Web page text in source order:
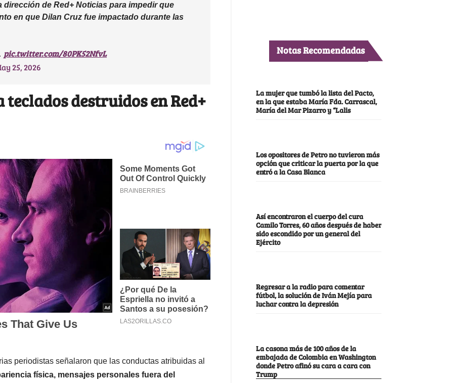
de Red+ Noticias para impedir que
en que Dilan Cruz fue impactado durante las
pic.twitter.com/80PK52NfvL
25, 2026
destruidos en Red+
periodistas señalaron que las conductas atribuidas al
física, mensajes personales fuera del
Notas Recomendadas
La mujer que tumbó la lista del Pacto,
en la que estaba María Fda. Carrascal,
María del Mar Pizarro y “Lalis
Los opositores de Petro no tuvieron más
opción que criticar la puerta por la que
entró a la Casa Blanca
Así encontraron el cuerpo del cura
Camilo Torres, 60 años después de haber
sido escondido por un general del
Ejército
Regresar a la radio para comentar
fútbol, la solución de Iván Mejía para
luchar contra la depresión
La casona más de 100 años de la
embajada de Colombia en Washington
donde Petro afinó su cara a cara con
Trump